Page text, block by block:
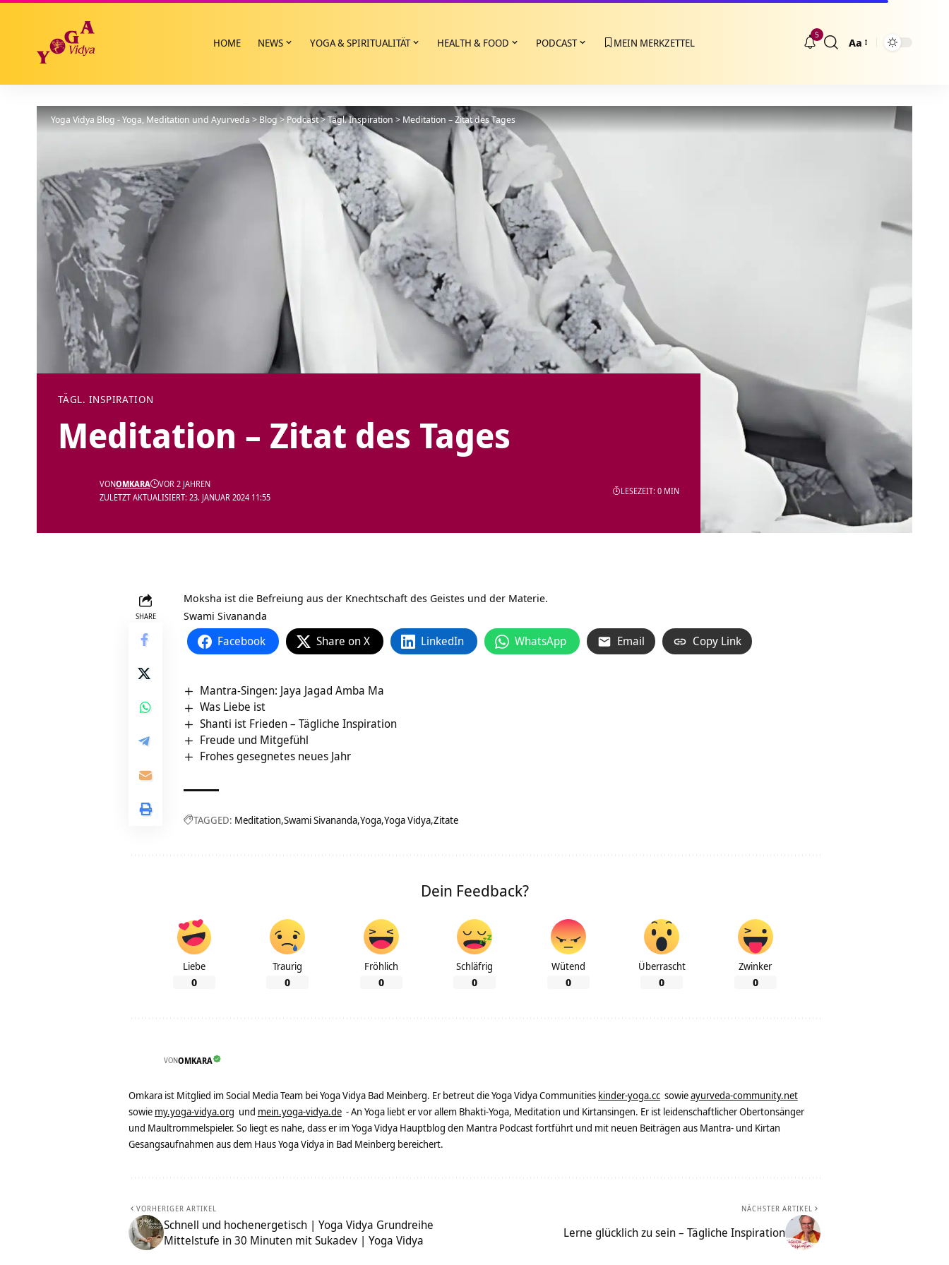
HOME NEWS YOGA & SPIRITUALITÄT HEALTH & FOOD PODCAST MEIN MERKZETTEL
5
Größenänderung
Aa
Yoga Vidya Blog - Yoga, Meditation und Ayurveda>Blog>Podcast>Tägl. Inspiration > Meditation – Zitat des Tages
TÄGL. INSPIRATION
Meditation – Zitat des Tages
ZULETZT AKTUALISIERT: 23. JANUAR 2024 11:55
VONOMKARA VOR 2 JAHREN
LESEZEIT: 0 MIN
SHARE
Moksha ist die Befreiung aus der Knechtschaft des Geistes und der Materie.
Swami Sivananda
Facebook Share on X LinkedIn WhatsApp Email Copy Link
Mantra-Singen: Jaya Jagad Amba Ma
Was Liebe ist
Shanti ist Frieden – Tägliche Inspiration
Freude und Mitgefühl
Frohes gesegnetes neues Jahr
TAGGED: Meditation Swami Sivananda Yoga Yoga Vidya Zitate
Dein Feedback?
Liebe
0
Traurig
0
Fröhlich
0
Schläfrig
0
Wütend
0
Überrascht
0
Zwinker
0
VONOMKARA
Omkara ist Mitglied im Social Media Team bei Yoga Vidya Bad Meinberg. Er betreut die Yoga Vidya Communities kinder-yoga.cc sowieayurveda-community.net
sowie my.yoga-vidya.org und mein.yoga-vidya.de - An Yoga liebt er vor allem Bhakti-Yoga, Meditation und Kirtansingen. Er ist leidenschaftlicher Obertonsänger
und Maultrommelspieler. So liegt es nahe, dass er im Yoga Vidya Hauptblog den Mantra Podcast fortführt und mit neuen Beiträgen aus Mantra- und Kirtan
Gesangsaufnahmen aus dem Haus Yoga Vidya in Bad Meinberg bereichert.
VORHERIGER ARTIKEL
Schnell und hochenergetisch | Yoga Vidya Grundreihe
Mittelstufe in 30 Minuten mit Sukadev | Yoga Vidya
NÄCHSTER ARTIKEL
Lerne glücklich zu sein – Tägliche Inspiration